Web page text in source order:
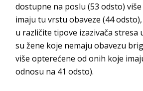
dostupne na poslu (53 odsto)
imaju tu vrstu obaveze (44
u različite tipove izazivača stresa
su žene koje nemaju obavezu
više opterećene od onih koje
odnosu na 41 odsto).